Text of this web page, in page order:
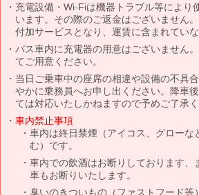
充電設備・Wi-Fiは機器トラブル等により
います。その際のご返金はございません
付加サービスとなり、運賃に含まれていな
バス車内に充電器の用意はございません
てご用意ください。
当日ご乗車中の座席の相違や設備の不具
やかに乗務員へお申し出ください。降車
ては対応いたしかねますので予めご了承く
車内禁止事項
車内は終日禁煙（アイコス、グローな
む）です。
車内での飲酒はお断りしております、
車もお断りいたします。
臭いのきついもの（ファストフード等